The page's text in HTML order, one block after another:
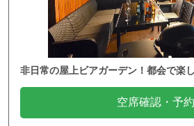
非日常の屋上ビアガーデン！都会で楽
空席確認・予約